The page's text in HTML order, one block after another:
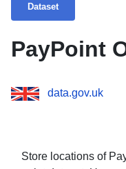
Dataset
PayPoint
data.gov.uk
Store locations of